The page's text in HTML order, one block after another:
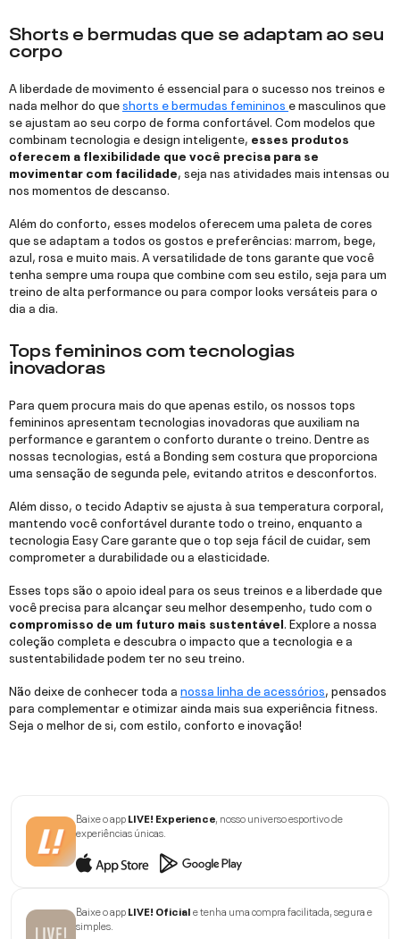
Shorts e bermudas que se adaptam ao seu
corpo
A liberdade de movimento é essencial para o sucesso nos treinos e
nada melhor do queshorts e bermudas femininos e masculinos que
se ajustam ao seu corpo de forma confortável. Com modelos que
combinam tecnologia e design inteligente, esses produtos
oferecem a flexibilidade que você precisa para se
movimentar com facilidade, seja nas atividades mais intensas ou
nos momentos de descanso.
Além do conforto, esses modelos oferecem uma paleta de cores
que se adaptam a todos os gostos e preferências: marrom, bege,
azul, rosa e muito mais. A versatilidade de tons garante que você
tenha sempre uma roupa que combine com seu estilo, seja para um
treino de alta performance ou para compor looks versáteis para o
dia a dia.
Tops femininos com tecnologias
inovadoras
Para quem procura mais do que apenas estilo, os nossos tops
femininos apresentam tecnologias inovadoras que auxiliam na
performance e garantem o conforto durante o treino. Dentre as
nossas tecnologias, está a Bonding sem costura que proporciona
uma sensação de segunda pele, evitando atritos e desconfortos.
Além disso, o tecido Adaptiv se ajusta à sua temperatura corporal,
mantendo você confortável durante todo o treino, enquanto a
tecnologia Easy Care garante que o top seja fácil de cuidar, sem
comprometer a durabilidade ou a elasticidade.
Esses tops são o apoio ideal para os seus treinos e a liberdade que
você precisa para alcançar seu melhor desempenho, tudo com o
compromisso de um futuro mais sustentável . Explore a nossa
coleção completa e descubra o impacto que a tecnologia e a
sustentabilidade podem ter no seu treino.
Não deixe de conhecer toda a nossa linha de acessórios, pensados
para complementar e otimizar ainda mais sua experiência fitness.
Seja o melhor de si, com estilo, conforto e inovação!
Baixe o appLIVE! Experience, nosso universo esportivo de
experiências únicas.
Baixe o appLIVE! Oficiale tenha uma compra facilitada, segura e
simples.